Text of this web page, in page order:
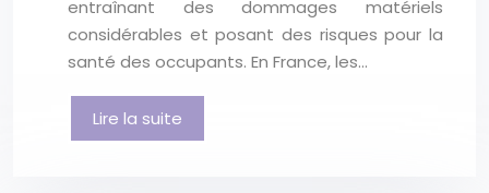
entraînant des dommages matériels
considérables et posant des risques pour la
santé des occupants. En France, les…
Lire la suite